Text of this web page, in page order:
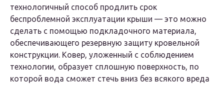
технологичный способ продлить срок
беспроблемной эксплуатации крыши — это можно
сделать с помощью подкладочного материала,
обеспечивающего резервную защиту кровельной
конструкции. Ковер, уложенный с соблюдением
технологии, образует сплошную поверхность, по
которой вода сможет стечь вниз без всякого вреда